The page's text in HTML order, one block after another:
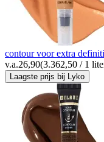
contour voor extra
v.a.26,90(3.362,50 / 1
Laagste prijs bij Lyko